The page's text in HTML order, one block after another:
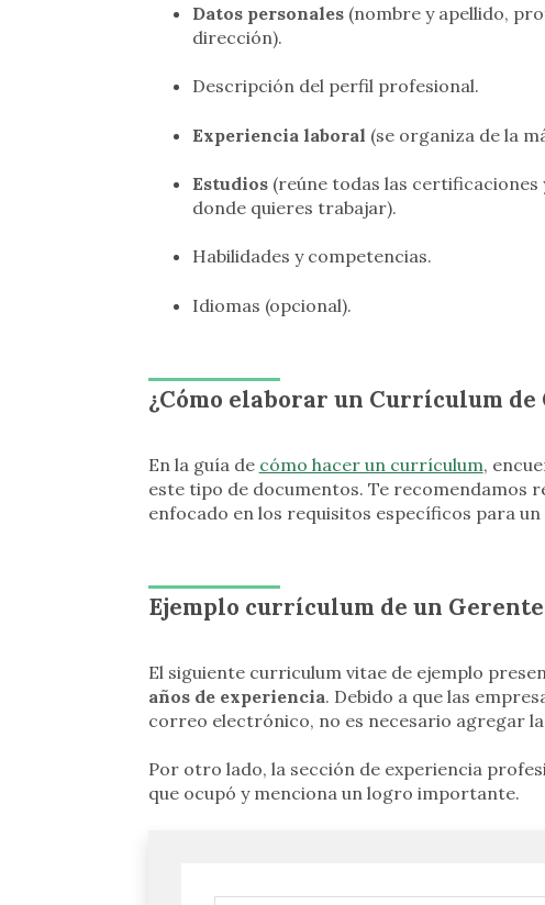
Datos personales(nombre y apellido,
dirección).
Descripción del perfil profesional.
Experiencia laboral (se organiza de la
Estudios(reúne todas las certificaciones
donde quieres trabajar).
Habilidades y competencias.
Idiomas (opcional).
¿Cómo elaborar un Currículum
En la guía de cómo hacer un currículum,
este tipo de documentos. Te recomendamos
enfocado en los requisitos específicos para
Ejemplo currículum de un
El siguiente curriculum vitae de ejemplo
años de experiencia. Debido a que las
correo electrónico, no es necesario agregar
Por otro lado, la sección de experiencia
que ocupó y menciona un logro importante.